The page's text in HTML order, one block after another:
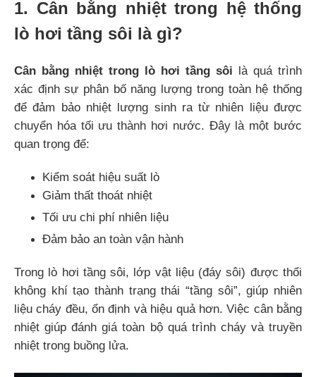
1. Cân bằng nhiệt trong hệ thống
lò hơi tầng sôi là gì?
Cân bằng nhiệt trong lò hơi tầng sôi là quá trình
xác định sự phân bố năng lượng trong toàn hệ thống
để đảm bảo nhiệt lượng sinh ra từ nhiên liệu được
chuyển hóa tối ưu thành hơi nước. Đây là một bước
quan trọng để:
Kiểm soát hiệu suất lò
Giảm thất thoát nhiệt
Tối ưu chi phí nhiên liệu
Đảm bảo an toàn vận hành
Trong lò hơi tầng sôi, lớp vật liệu (đáy sôi) được thổi
không khí tạo thành trạng thái “tầng sôi”, giúp nhiên
liệu cháy đều, ổn định và hiệu quả hơn. Việc cân bằng
nhiệt giúp đánh giá toàn bộ quá trình cháy và truyền
nhiệt trong buồng lửa.